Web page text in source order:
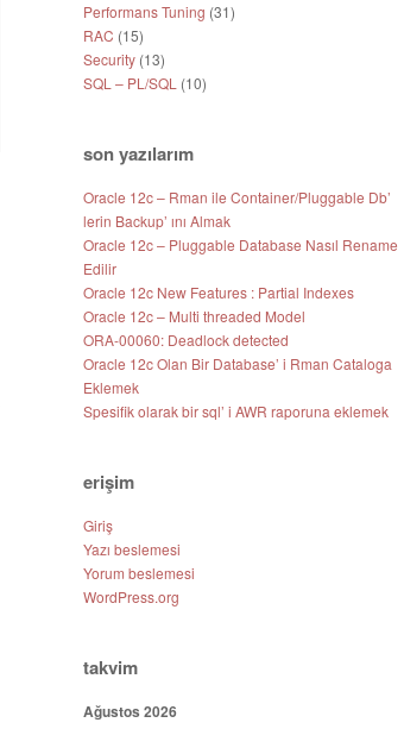
Performans Tuning (31)
RAC (15)
Security (13)
SQL – PL/SQL (10)
son yazılarım
Oracle 12c – Rman ile Container/Pluggable Db’
lerin Backup’ ını Almak
Oracle 12c – Pluggable Database Nasıl Rename
Edilir
Oracle 12c New Features : Partial Indexes
Oracle 12c – Multi threaded Model
ORA-00060: Deadlock detected
Oracle 12c Olan Bir Database’ i Rman Cataloga
Eklemek
Spesifik olarak bir sql’ i AWR raporuna eklemek
erişim
Giriş
Yazı beslemesi
Yorum beslemesi
WordPress.org
takvim
Ağustos 2026